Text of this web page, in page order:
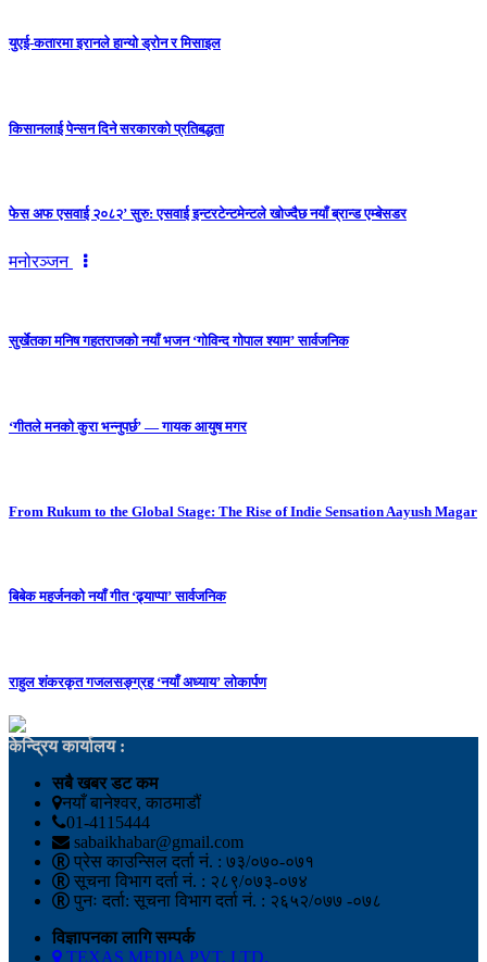
युएई-कतारमा इरानले हान्यो ड्रोन र मिसाइल
किसानलाई पेन्सन दिने सरकारको प्रतिबद्धता
फेस अफ एसवाई २०८२’ सुरु: एसवाई इन्टरटेन्टमेन्टले खोज्दैछ नयाँ ब्रान्ड एम्बेसडर
मनोरञ्जन
सुर्खेतका मनिष गहतराजको नयाँ भजन ‘गोविन्द गोपाल श्याम’ सार्वजनिक
‘गीतले मनको कुरा भन्नुपर्छ’ — गायक आयुष मगर
From Rukum to the Global Stage: The Rise of Indie Sensation Aayush Magar
बिबेक महर्जनको नयाँ गीत ‘ढ्याप्पा’ सार्वजनिक
राहुल शंकरकृत गजलसङ्ग्रह ‘नयाँ अध्याय’ लोकार्पण
केन्द्रिय कार्यालय :
सबै खबर डट कम
नयाँ बानेश्वर, काठमाडौं
01-4115444
sabaikhabar@gmail.com
प्रेस काउन्सिल दर्ता नं. : ७३/०७०-०७१
सूचना विभाग दर्ता नं. : २८९/०७३-०७४
पुनः दर्ता: सूचना विभाग दर्ता नं. : २६५२/०७७ -०७८
विज्ञापनका लागि सम्पर्क
TEXAS MEDIA PVT. LTD.